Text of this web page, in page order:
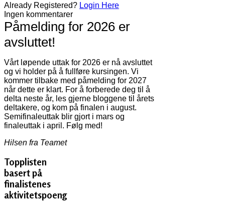
Already Registered? Login Here
Ingen kommentarer
Påmelding for 2026 er
avsluttet!
Vårt løpende uttak for 2026 er nå avsluttet
og vi holder på å fullføre kursingen. Vi
kommer tilbake med påmelding for 2027
når dette er klart. For å forberede deg til å
delta neste år, les gjerne bloggene til årets
deltakere, og kom på finalen i august.
Semifinaleuttak blir gjort i mars og
finaleuttak i april. Følg med!
Hilsen fra Teamet
Topplisten
basert på
finalistenes
aktivitetspoeng